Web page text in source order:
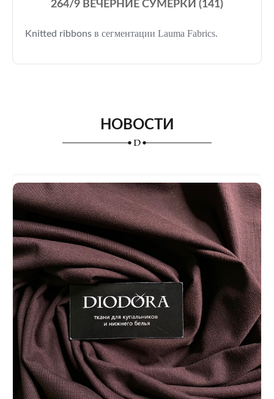
264/9 ВЕЧЕРНИЕ СУМЕРКИ (141)
Knitted ribbons в сегментации Lauma Fabrics.
НОВОСТИ